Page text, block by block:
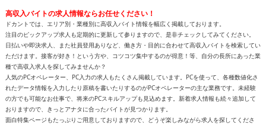
高収入バイトの求人情報ならお任せください！
ドカントでは、エリア別・業種別に高収入バイト情報を幅広く掲載しております。
注目のピックアップ求人も定期的に更新して参りますので、是非チェックしてみてください。
日払いや即決求人、また社員登用ありなど、働き方・目的に合わせて高収入バイトを検索してい
ただけます。接客が好き！という方や、コツコツ集中するのが得意！等、自分の長所にあった業
種で高収入求人を探してみませんか？
人気のPCオペレーター、PC入力の求人もたくさん掲載しています。PCを使って、各種数値化さ
れたデータ情報を入力したり原稿を書いたりするのがPCオペレーターの主な業務です。未経験
の方でも可能なお仕事で、将来のPCスキルアップも見込めます。新着求人情報も続々追加して
おりますので、きっとアナタに合ったバイトが見つかります。
面白特集ページもたっぷりご用意しておりますので、どうぞ楽しみながら求人を探してくださ